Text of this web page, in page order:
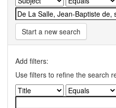
Start a new search
Add filters:
Use filters to refine the search